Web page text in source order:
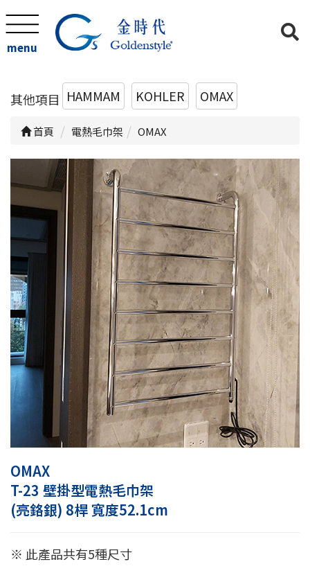
menu
其他項目 HAMMAM KOHLER OMAX
首頁 電熱毛巾架 OMAX
OMAX
T-23 壁掛型電熱毛巾架
(亮鉻銀) 8桿 寬度52.1cm
※ 此產品共有5種尺寸